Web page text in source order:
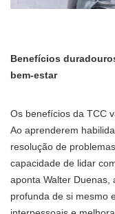
Benefícios
bem-estar
Os benefícios da TCC
Ao aprenderem
resolução de
capacidade de lidar
aponta Walter Duenas,
profunda de si mesmo